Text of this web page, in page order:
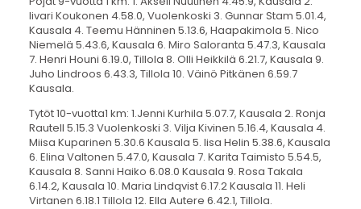
Iivari Koukonen 4.58.0, Vuolenkoski 3. Gunnar Stam 5.01.4,
Kausala 4. Teemu Hänninen 5.13.6, Haapakimola 5. Nico
Niemelä 5.43.6, Kausala 6. Miro Saloranta 5.47.3, Kausala
7. Henri Houni 6.19.0, Tillola 8. Olli Heikkilä 6.21.7, Kausala 9.
Juho Lindroos 6.43.3, Tillola 10. Väinö Pitkänen 6.59.7
Kausala.
Tytöt 10-vuotta1 km: 1.Jenni Kurhila 5.07.7, Kausala 2. Ronja
Rautell 5.15.3 Vuolenkoski 3. Vilja Kivinen 5.16.4, Kausala 4.
Miisa Kuparinen 5.30.6 Kausala 5. Iisa Helin 5.38.6, Kausala
6. Elina Valtonen 5.47.0, Kausala 7. Karita Taimisto 5.54.5,
Kausala 8. Sanni Haiko 6.08.0 Kausala 9. Rosa Takala
6.14.2, Kausala 10. Maria Lindqvist 6.17.2 Kausala 11. Heli
Virtanen 6.18.1 Tillola 12. Ella Autere 6.42.1, Tillola.